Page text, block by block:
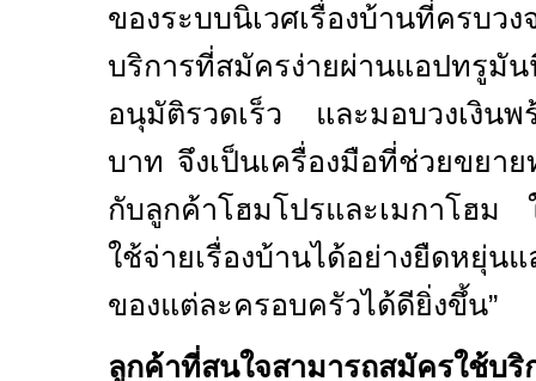
ของระบบนิเวศเรื่องบ้านที่คร
บริการที่สมัครง่ายผ่านแอปทรูมั
อนุมัติรวดเร็ว และมอบวงเงิน
บาท จึงเป็นเครื่องมือที่ช่วยขยาย
กับลูกค้าโฮมโปรและเมกาโฮม
ใช้จ่ายเรื่องบ้านได้อย่างยืดหยุ่น
ของแต่ละครอบครัวได้ดียิ่งขึ้น”
ลูกค้าที่สนใจสามารถสมัครใช้